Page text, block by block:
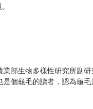
部生物多樣性研究所副
個龜毛的讀者，認為龜